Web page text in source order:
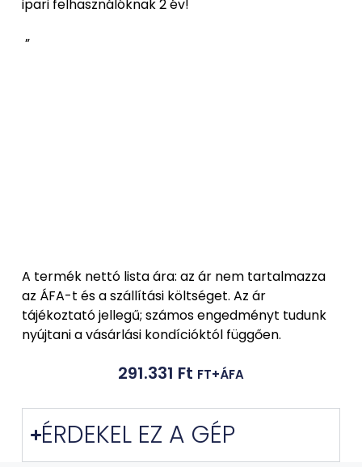
ipari felhasználóknak 2 év!
”
A termék nettó lista ára: az ár nem tartalmazza
az ÁFA-t és a szállítási költséget. Az ár
tájékoztató jellegű; számos engedményt tudunk
nyújtani a vásárlási kondícióktól függően.
291.331 Ft FT+ÁFA
ÉRDEKEL EZ A GÉP